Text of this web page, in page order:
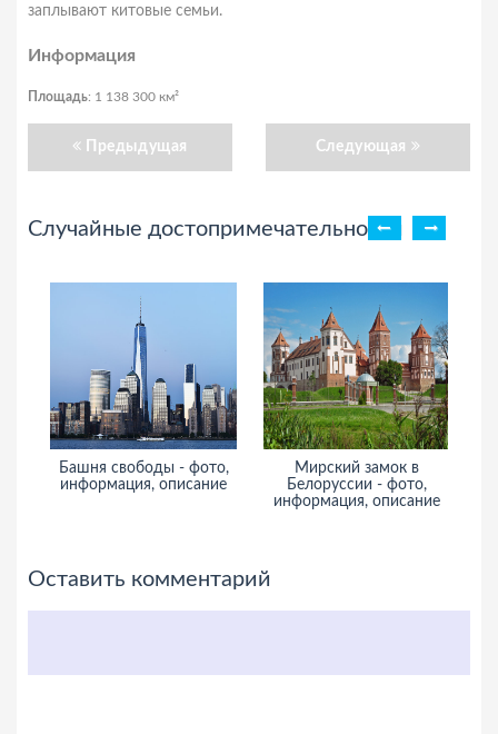
заплывают китовые семьи.
Информация
Площадь: 1 138 300 км²
Предыдущая Следующая
Случайные достопримечательности
Башня свободы - фото,
информация, описание
Мирский замок в
Белоруссии - фото,
информация, описание
Оставить комментарий